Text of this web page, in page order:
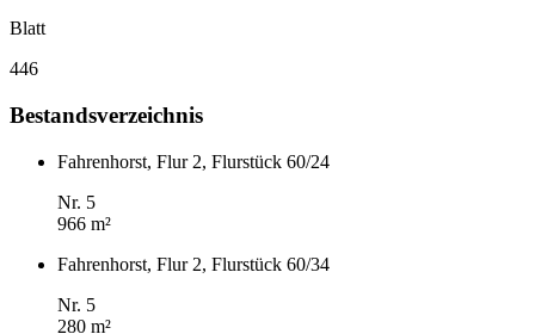
Blatt
446
Bestandsverzeichnis
Fahrenhorst, Flur 2, Flurstück 60/24
Nr. 5
966 m²
Fahrenhorst, Flur 2, Flurstück 60/34
Nr. 5
280 m²